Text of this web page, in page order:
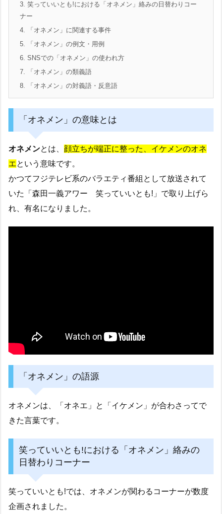
3. 笑っていいとも!における「オネメン」絡みの日替わりコー
ナー
4. 「オネメン」に関連する事件
5. 「オネメン」の例文・用例
6. SNSでの「オネメン」の使われ方
7. 「オネメン」の類義語
8. 「オネメン」の対義語・反意語
「オネメン」の意味とは
オネメンとは、 顔立ちが端正に整った、イケメンのオネ
エという意味です。
かつてフジテレビ系のバラエティ番組として放送されて
いた「森田一義アワー 笑っていいとも!」で取り上げら
れ、有名になりました。
「オネメン」の語源
オネメンは、「オネエ」と「イケメン」が合わさってで
きた言葉です。
笑っていいとも!における「オネメン」絡みの
日替わりコーナー
笑っていいとも!では、オネメンが関わるコーナーが数度
企画されました。